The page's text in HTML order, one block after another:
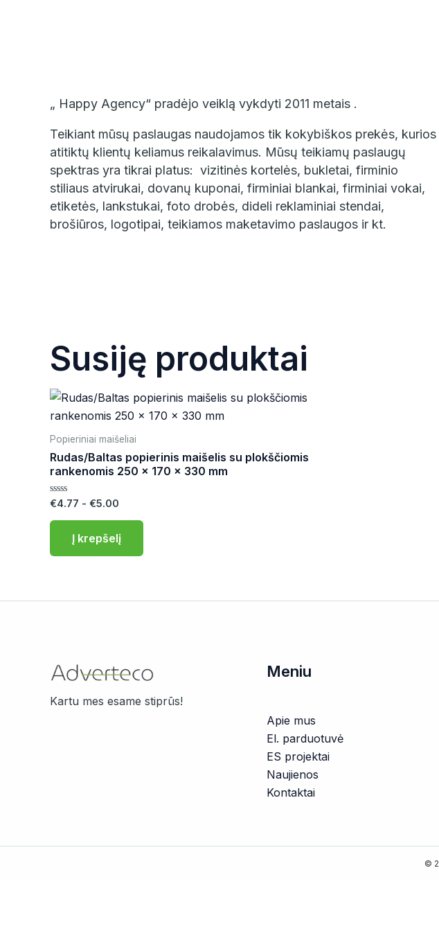
„ Happy Agency“ pradėjo veiklą vykdyti 2011 metais .
Teikiant mūsų paslaugas naudojamos tik kokybiškos prekės, kurios
atitiktų klientų keliamus reikalavimus. Mūsų teikiamų paslaugų
spektras yra tikrai platus: vizitinės kortelės, bukletai, firminio
stiliaus atvirukai, dovanų kuponai, firminiai blankai, firminiai vokai,
etiketės, lankstukai, foto drobės, dideli reklaminiai stendai,
brošiūros, logotipai, teikiamos maketavimo paslaugos ir kt.
Susiję produktai
Popieriniai maišeliai
Rudas/Baltas popierinis maišelis su plokščiomis
rankenomis 250 x 170 x 330 mm
Į
e
n
:
€4.77 - €5.00
Į krepšelį
Kartu mes esame stiprūs!
Meniu
Apie mus
El. parduotuvė
ES projektai
Naujienos
Kontaktai
©